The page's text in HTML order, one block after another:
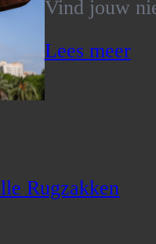
Vind jouw
Lees meer
Rugzakken